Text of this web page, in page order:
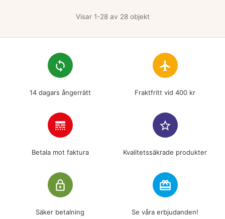
Visar 1-28 av 28 objekt
loop
14 dagars ångerrätt
flight
Fraktfritt vid 400 kr
line_style
Betala mot faktura
star_border
Kvalitetssäkrade produkter
lock_outline
Säker betalning
redeem
Se våra erbjudanden!